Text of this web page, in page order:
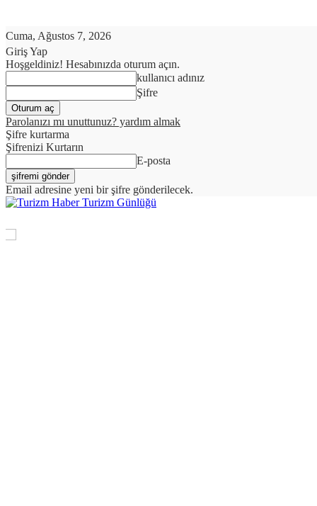
Cuma, Ağustos 7, 2026
Giriş Yap
Hoşgeldiniz! Hesabınızda oturum açın.
kullanıcı adınız
Şifre
Parolanızı mı unuttunuz? yardım almak
Şifre kurtarma
Şifrenizi Kurtarın
E-posta
Email adresine yeni bir şifre gönderilecek.
Turizm Günlüğü